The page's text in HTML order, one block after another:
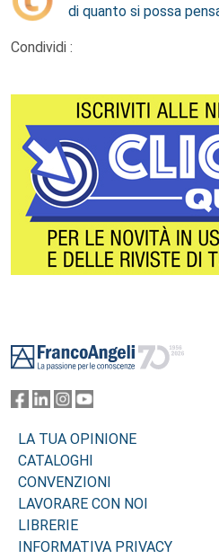
di quanto si possa
Condividi :
LA TUA OPINIONE
CATALOGHI
CONVENZIONI
LAVORARE CON NOI
LIBRERIE
INFORMATIVA PRIVACY